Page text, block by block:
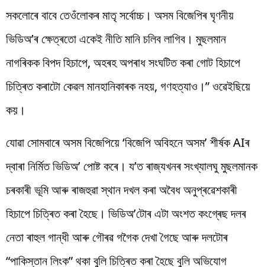
সকলোৰে বাবে তেওঁলোকৰ মাতৃ সৰ্বোচ্চ। অসম বিজেপিৰ ঘৃণনীয়
ভিডিঅ’ৰ ক্ষেত্ৰতো একেই নীতি মানি চলিব লাগিব। মুছলমান
নাগৰিকক বিপদ হিচাপে, অহৰহ অপৰাধ সংঘটিত কৰা গোট হিচাপে
চিত্ৰিত কৰাটো কেৱল মানহানিকাৰক নহয়, গণহত্যাও।” ওৱেইছিয়ে
কয়।
যোৱা সোমবাৰে অসম বিজেপিয়ে ‘বিজেপি অবিহনে অসম’ শীৰ্ষক AIৰ
দ্বাৰা নিৰ্মিত ভিডিঅ’ পোষ্ট কৰে। য’ত ৰাজ্যখনৰ সংখ্যালঘু মুছলমানক
চৰকাৰী ভূমি আৰু ৰাজহুৱা স্থান দখল কৰা অবৈধ অনুপ্ৰৱেশকাৰী
হিচাপে চিত্ৰিত কৰা হৈছে। ভিডিঅ’টোৰ এটা অংশত কংগ্ৰেছ দলৰ
নেতা ৰাহুল গান্ধী আৰু গৌৰৱ গগৈক দেখা গৈছে আৰু দলটোৰ
“পাকিস্তান লিংক” থকা বুলি চিত্ৰিত কৰা হৈছে বুলি অভিযোগ